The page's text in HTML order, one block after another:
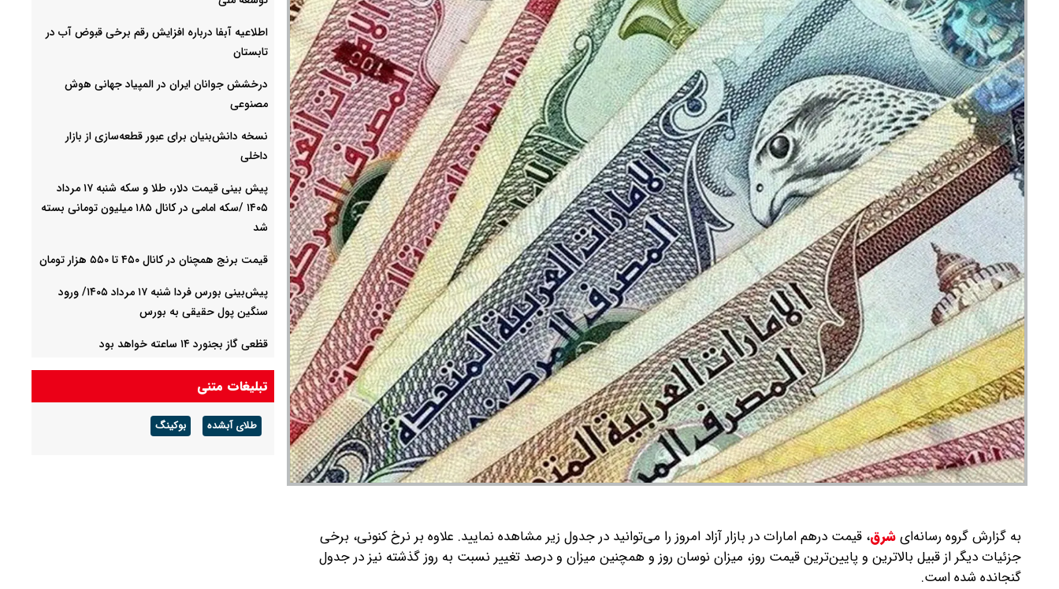
به گزارش گروه رسانه‌ایشرق، قیمت درهم امارات در بازار آزاد امروز را می‌توانید در جدول زیر مشاهده نمایید. علاوه بر نرخ کنونی، برخی
جزئیات دیگر از قبیل بالاترین و پایین‌ترین قیمت روز، میزان نوسان روز و همچنین میزان و درصد تغییر نسبت به روز گذشته نیز در جدول
گنجانده شده است.
اطلاعیه آبفا درباره افزایش رقم برخی قبوض آب در
تابستان
درخشش جوانان ایران در المپیاد جهانی هوش
مصنوعی
نسخه دانش‌بنیان برای عبور قطعه‌سازی از بازار
داخلی
پیش ‌بینی قیمت دلار، طلا و سکه شنبه ۱۷ مرداد
۱۴۰۵ /سکه امامی در کانال ۱۸۵ میلیون تومانی بسته
شد
قیمت برنج همچنان در کانال ۴۵۰ تا ۵۵۰ هزار تومان
پیش‌بینی بورس فردا شنبه ۱۷ مرداد ۱۴۰۵/ ورود
سنگین پول حقیقی به بورس
قظعی گاز بجنورد ۱۴ ساعته خواهد بود
شرکت گاز مازندران هشدار داد: برای زمستان آماده
شوید
تبلیغات متنی
طلای آبشده بوکینگ